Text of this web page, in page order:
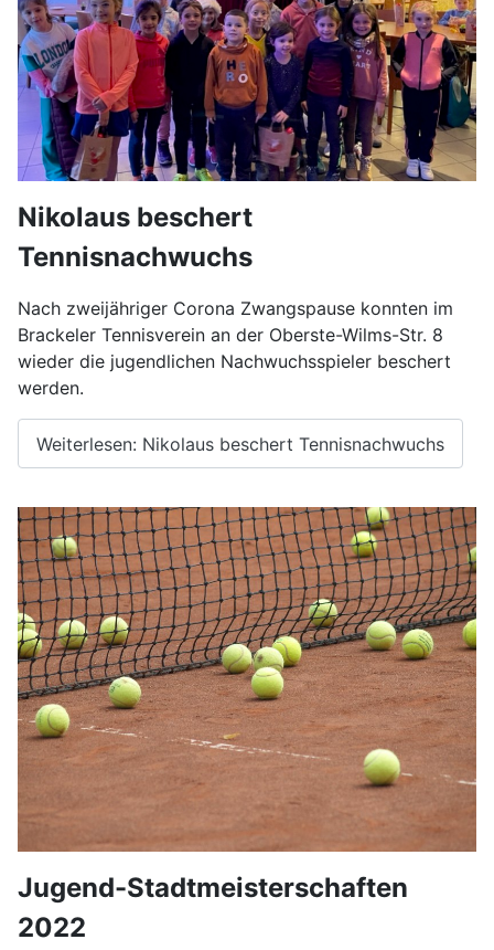
Nikolaus beschert
Tennisnachwuchs
Nach zweijähriger Corona Zwangspause konnten im
Brackeler Tennisverein an der Oberste-Wilms-Str. 8
wieder die jugendlichen Nachwuchsspieler beschert
werden.
Weiterlesen: Nikolaus beschert Tennisnachwuchs
Jugend-Stadtmeisterschaften
2022